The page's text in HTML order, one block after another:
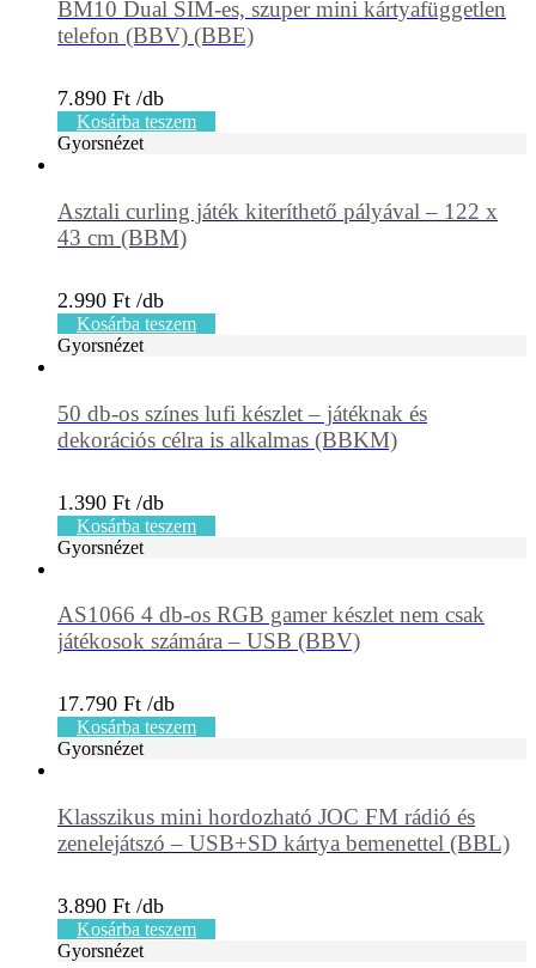
BM10 Dual SIM-es, szuper mini kártyafüggetlen
telefon (BBV) (BBE)
7.890 Ft
Kosárba teszem
Gyorsnézet
Asztali curling játék kiteríthető pályával – 122 x
43 cm (BBM)
2.990 Ft
Kosárba teszem
Gyorsnézet
50 db-os színes lufi készlet – játéknak és
dekorációs célra is alkalmas (BBKM)
1.390 Ft
Kosárba teszem
Gyorsnézet
AS1066 4 db-os RGB gamer készlet nem csak
játékosok számára – USB (BBV)
17.790 Ft
Kosárba teszem
Gyorsnézet
Klasszikus mini hordozható JOC FM rádió és
zenelejátszó – USB+SD kártya bemenettel (BBL)
3.890 Ft
Kosárba teszem
Gyorsnézet